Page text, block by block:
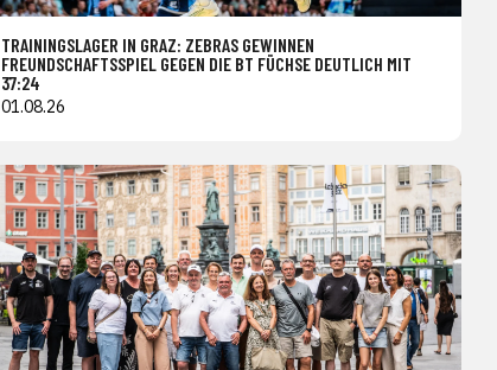
TRAININGSLAGER IN GRAZ: ZEBRAS GEWINNEN
FREUNDSCHAFTSSPIEL GEGEN DIE BT FÜCHSE DEUTLICH MIT
37:24
01.08.26